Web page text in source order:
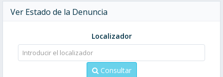
Ver Estado de la Denuncia
Localizador
Consultar